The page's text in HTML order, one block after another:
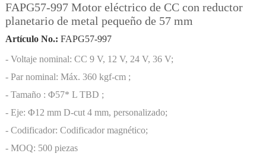
FAPG57-997 Motor eléctrico de CC con reductor
planetario de metal pequeño de 57 mm
Artículo No.: FAPG57-997
- Voltaje nominal: CC 9 V, 12 V, 24 V, 36 V;
- Par nominal: Máx. 360 kgf-cm ;
- Tamaño : Φ57* L TBD ;
- Eje: Φ12 mm D-cut 4 mm, personalizado;
- Codificador: Codificador magnético;
- MOQ: 500 piezas